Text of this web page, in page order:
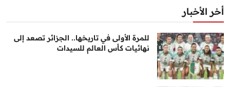
أخر الأخبار
للمرة الأولى في تاريخها.. الجزائر تصعد إلى
نهائيات كأس العالم للسيدات